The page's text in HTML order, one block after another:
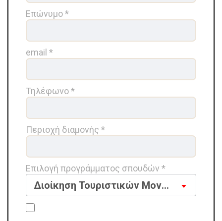
Επώνυμο *
email *
Τηλέφωνο *
Περιοχή διαμονής *
Επιλογή προγράμματος σπουδών *
Διοίκηση Τουριστικών Μονάδων